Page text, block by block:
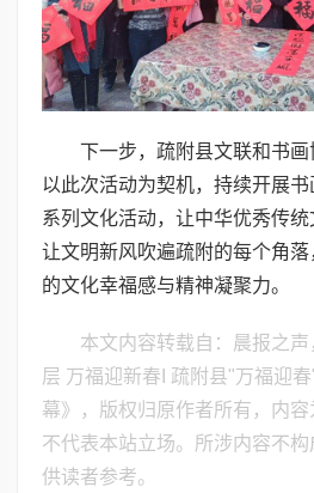
下一步，疏附县文联和书
以此次活动为契机，持续开展
系列文化活动，让中华优秀传统
让文明新风吹遍疏附的每个角
的文化幸福感与精神凝聚力。
本文内容转载自：晨报之
层 万福迎新春I 疏附县"万福迎
幕》，版权归原作者所有，内容
不代表本站立场。所涉内容不
供读者参考。